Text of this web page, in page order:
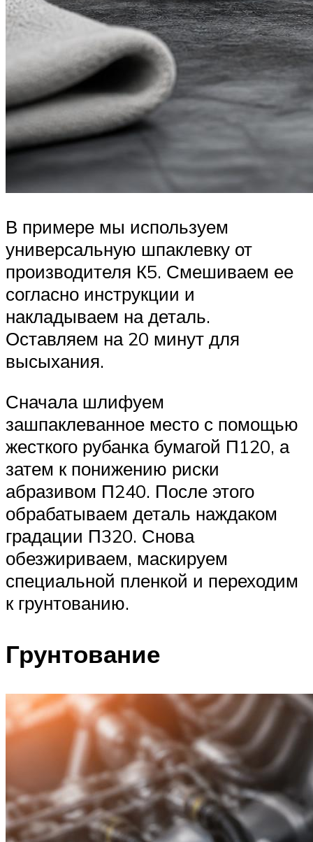
В примере мы используем
универсальную шпаклевку от
производителя К5. Смешиваем ее
согласно инструкции и
накладываем на деталь.
Оставляем на 20 минут для
высыхания.
Сначала шлифуем
зашпаклеванное место с помощью
жесткого рубанка бумагой П120, а
затем к понижению риски
абразивом П240. После этого
обрабатываем деталь наждаком
градации П320. Снова
обезжириваем, маскируем
специальной пленкой и переходим
к грунтованию.
Грунтование